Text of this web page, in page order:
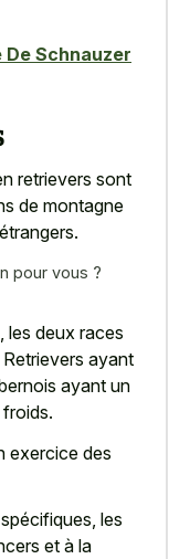
De Schnauzer
retrievers sont
de montagne
pour vous ?
les deux races
ayant
ayant un
exercice des
les
et à la